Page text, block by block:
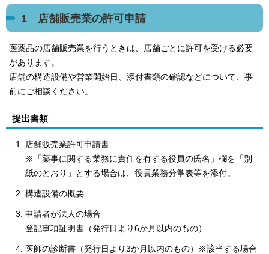
1 店舗販売業の許可申請
医薬品の店舗販売業を行うときは、店舗ごとに許可を受ける必要
があります。
店舗の構造設備や営業開始日、添付書類の確認などについて、事
前にご相談ください。
提出書類
店舗販売業許可申請書
※「薬事に関する業務に責任を有する役員の氏名」欄を「別
紙のとおり」とする場合は、役員業務分掌表等を添付。
構造設備の概要
申請者が法人の場合
登記事項証明書（発行日より6か月以内のもの）
医師の診断書（発行日より3か月以内のもの）※該当する場合